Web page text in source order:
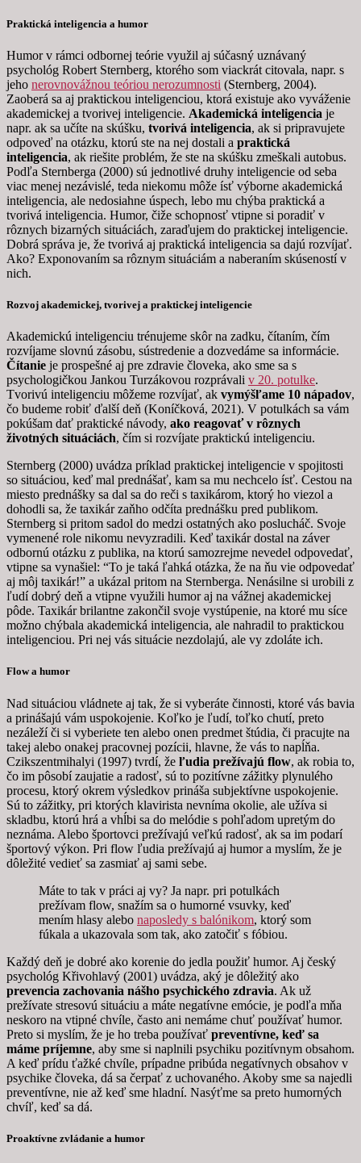
Praktická inteligencia a humor
Humor v rámci odbornej teórie využil aj súčasný uznávaný
psychológ Robert Sternberg, ktorého som viackrát citovala, napr. s
jeho nerovnovážnou teóriou nerozumnosti (Sternberg, 2004).
Zaoberá sa aj praktickou inteligenciou, ktorá existuje ako vyváženie
akademickej a tvorivej inteligencie. Akademická inteligencia je
napr. ak sa učíte na skúšku, tvorivá inteligencia, ak si pripravujete
odpoveď na otázku, ktorú ste na nej dostali a praktická
inteligencia, ak riešite problém, že ste na skúšku zmeškali autobus.
Podľa Sternberga (2000) sú jednotlivé druhy inteligencie od seba
viac menej nezávislé, teda niekomu môže ísť výborne akademická
inteligencia, ale nedosiahne úspech, lebo mu chýba praktická a
tvorivá inteligencia. Humor, čiže schopnosť vtipne si poradiť v
rôznych bizarných situáciách, zaraďujem do praktickej inteligencie.
Dobrá správa je, že tvorivá aj praktická inteligencia sa dajú rozvíjať.
Ako? Exponovaním sa rôznym situáciám a naberaním skúseností v
nich.
Rozvoj akademickej, tvorivej a praktickej inteligencie
Akademickú inteligenciu trénujeme skôr na zadku, čítaním, čím
rozvíjame slovnú zásobu, sústredenie a dozvedáme sa informácie.
Čítanie je prospešné aj pre zdravie človeka, ako sme sa s
psychologičkou Jankou Turzákovou rozprávali v 20. potulke.
Tvorivú inteligenciu môžeme rozvíjať, ak vymýšľame 10 nápadov,
čo budeme robiť ďalší deň (Koníčková, 2021). V potulkách sa vám
pokúšam dať praktické návody, ako reagovať v rôznych
životných situáciách, čím si rozvíjate praktickú inteligenciu.
Sternberg (2000) uvádza príklad praktickej inteligencie v spojitosti
so situáciou, keď mal prednášať, kam sa mu nechcelo ísť. Cestou na
miesto prednášky sa dal sa do reči s taxikárom, ktorý ho viezol a
dohodli sa, že taxikár zaňho odčíta prednášku pred publikom.
Sternberg si pritom sadol do medzi ostatných ako poslucháč. Svoje
vymenené role nikomu nevyzradili. Keď taxikár dostal na záver
odbornú otázku z publika, na ktorú samozrejme nevedel odpovedať,
vtipne sa vynašiel: “To je taká ľahká otázka, že na ňu vie odpovedať
aj môj taxikár!” a ukázal pritom na Sternberga. Nenásilne si urobili z
ľudí dobrý deň a vtipne využili humor aj na vážnej akademickej
pôde. Taxikár brilantne zakončil svoje vystúpenie, na ktoré mu síce
možno chýbala akademická inteligencia, ale nahradil to praktickou
inteligenciou. Pri nej vás situácie nezdolajú, ale vy zdoláte ich.
Flow a humor
Nad situáciou vládnete aj tak, že si vyberáte činnosti, ktoré vás bavia
a prinášajú vám uspokojenie. Koľko je ľudí, toľko chutí, preto
nezáleží či si vyberiete ten alebo onen predmet štúdia, či pracujte na
takej alebo onakej pracovnej pozícii, hlavne, že vás to napĺňa.
Czikszentmihalyi (1997) tvrdí, že ľudia prežívajú flow, ak robia to,
čo im pôsobí zaujatie a radosť, sú to pozitívne zážitky plynulého
procesu, ktorý okrem výsledkov prináša subjektívne uspokojenie.
Sú to zážitky, pri ktorých klavirista nevníma okolie, ale užíva si
skladbu, ktorú hrá a vhĺbi sa do melódie s pohľadom upretým do
neznáma. Alebo športovci prežívajú veľkú radosť, ak sa im podarí
športový výkon. Pri flow ľudia prežívajú aj humor a myslím, že je
dôležité vedieť sa zasmiať aj sami sebe.
Máte to tak v práci aj vy? Ja napr. pri potulkách
prežívam flow, snažím sa o humorné vsuvky, keď
mením hlasy alebo naposledy s balónikom, ktorý som
fúkala a ukazovala som tak, ako zatočiť s fóbiou.
Každý deň je dobré ako korenie do jedla použiť humor. Aj český
psychológ Křivohlavý (2001) uvádza, aký je dôležitý ako
prevencia zachovania nášho psychického zdravia. Ak už
prežívate stresovú situáciu a máte negatívne emócie, je podľa mňa
neskoro na vtipné chvíle, často ani nemáme chuť používať humor.
Preto si myslím, že je ho treba používať preventívne, keď sa
máme príjemne, aby sme si naplnili psychiku pozitívnym obsahom.
A keď prídu ťažké chvíle, prípadne pribúda negatívnych obsahov v
psychike človeka, dá sa čerpať z uchovaného. Akoby sme sa najedli
preventívne, nie až keď sme hladní. Nasýťme sa preto humorných
chvíľ, keď sa dá.
Proaktívne zvládanie a humor